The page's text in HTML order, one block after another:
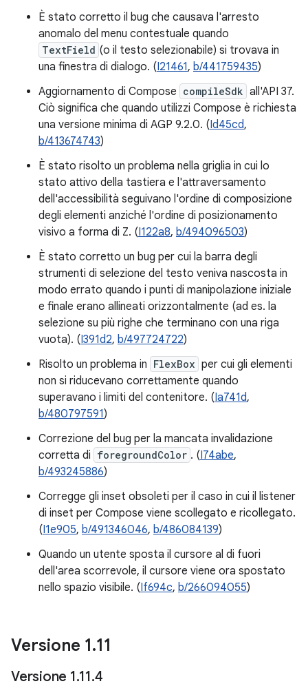
È stato corretto il bug che causava l'arresto
anomalo del menu contestuale quando
TextField (o il testo selezionabile) si trovava in
una finestra di dialogo. (I21461, b/441759435)
Aggiornamento di Compose compileSdk all'API 37.
Ciò significa che quando utilizzi Compose è richiesta
una versione minima di AGP 9.2.0. (Id45cd,
b/413674743)
È stato risolto un problema nella griglia in cui lo
stato attivo della tastiera e l'attraversamento
dell'accessibilità seguivano l'ordine di composizione
degli elementi anziché l'ordine di posizionamento
visivo a forma di Z. (I122a8, b/494096503)
È stato corretto un bug per cui la barra degli
strumenti di selezione del testo veniva nascosta in
modo errato quando i punti di manipolazione iniziale
e finale erano allineati orizzontalmente (ad es. la
selezione su più righe che terminano con una riga
vuota). (I391d2, b/497724722)
Risolto un problema in FlexBox per cui gli elementi
non si riducevano correttamente quando
superavano i limiti del contenitore. (Ia741d,
b/480797591)
Correzione del bug per la mancata invalidazione
corretta di foregroundColor . (I74abe,
b/493245886)
Corregge gli inset obsoleti per il caso in cui il listener
di inset per Compose viene scollegato e ricollegato.
(I1e905, b/491346046, b/486084139)
Quando un utente sposta il cursore al di fuori
dell'area scorrevole, il cursore viene ora spostato
nello spazio visibile. (If694c, b/266094055)
Versione 1.11
Versione 1.11.4